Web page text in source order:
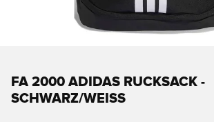
FA 2000 ADIDAS RUCKSACK -
SCHWARZ/WEISS